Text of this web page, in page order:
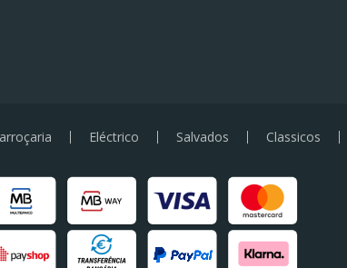
Eléctrico Salvados Classicos